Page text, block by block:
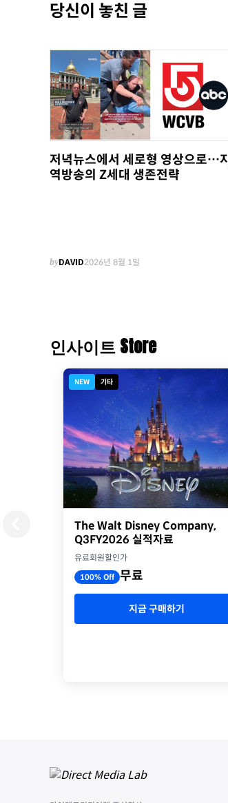
당신이 놓친 글
저녁뉴스에서 세로형 영상으로…지
역방송의 Z세대 생존전략
byDAVID2026년 8월 1일
인사이트 Store
NEW 기타
The Walt Disney Company,
Q3FY2026 실적자료
유료회원할인가
100% Off 무료
지금 구매하기